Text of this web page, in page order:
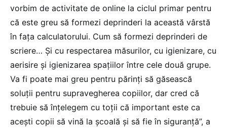
vorbim de activitate de online la ciclul primar pentru
că este greu să formezi deprinderi la această vârstă
în fața calculatorului. Cum să formezi deprinderi de
scriere… Și cu respectarea măsurilor, cu igienizare, cu
aerisire și igienizarea spațiilor între cele două grupe.
Va fi poate mai greu pentru părinți să găsească
soluții pentru supravegherea copiilor, dar cred că
trebuie să înțelegem cu toții că important este ca
acești copii să vină la școală și să fie în siguranță”, a